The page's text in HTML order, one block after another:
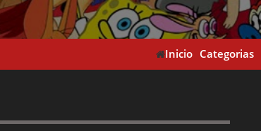
Inicio Categorias